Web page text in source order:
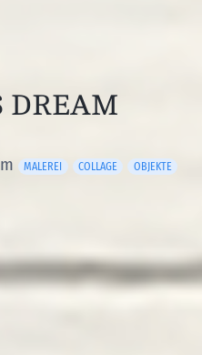
DREAM
MALEREI COLLAGE OBJEKTE